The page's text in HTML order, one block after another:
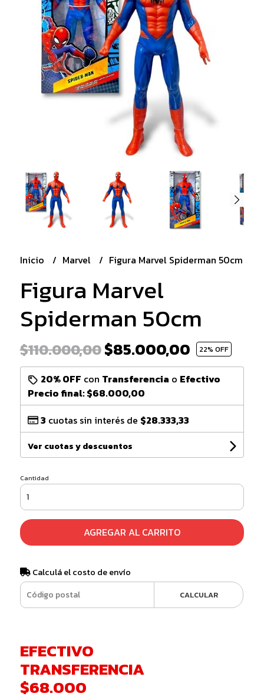
Inicio Marvel Figura Marvel Spiderman 50cm
Figura Marvel
Spiderman 50cm
$110.000,00$85.000,00 22% OFF
20% OFF con Transferencia o Efectivo
Precio final:$68.000,00
3 cuotas sin interés de $28.333,33
Ver cuotas y descuentos
Cantidad
AGREGAR AL CARRITO
Calculá el costo de envío
CALCULAR
EFECTIVO
TRANSFERENCIA
$68.000